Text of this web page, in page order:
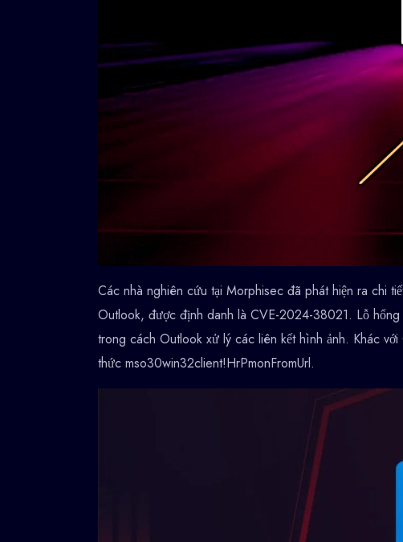
Các nhà nghiên cứu tại Morphisec đã phát hiện ra chi
Outlook, được định danh là CVE-2024-38021. Lỗ
trong cách Outlook xử lý các liên kết hình ảnh. Khác
thức mso30win32client!HrPmonFromUrl.